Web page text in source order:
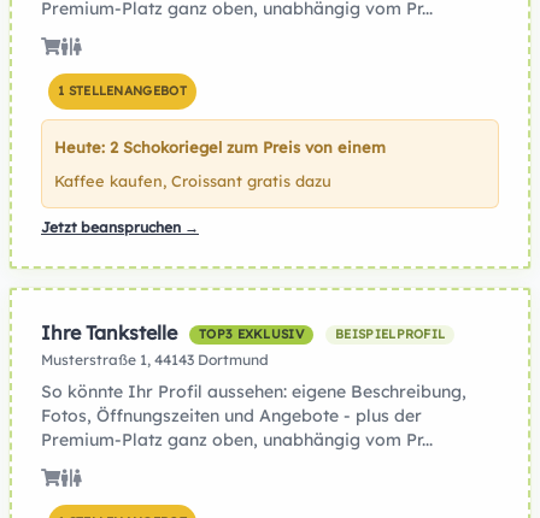
Premium-Platz ganz oben, unabhängig vom Pr...
1 STELLENANGEBOT
Heute: 2 Schokoriegel zum Preis von einem
Kaffee kaufen, Croissant gratis dazu
Jetzt beanspruchen →
Ihre Tankstelle TOP3 EXKLUSIV BEISPIELPROFIL
Musterstraße 1, 44143 Dortmund
So könnte Ihr Profil aussehen: eigene Beschreibung,
Fotos, Öffnungszeiten und Angebote - plus der
Premium-Platz ganz oben, unabhängig vom Pr...